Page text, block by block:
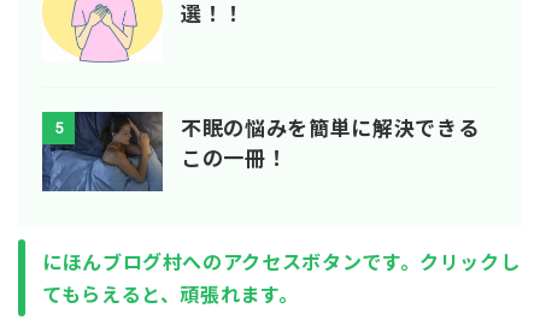
選！！
5
不眠の悩みを簡単に解決できる
この一冊！
にほんブログ村へのアクセスボタンです。クリックし
てもらえると、頑張れます。